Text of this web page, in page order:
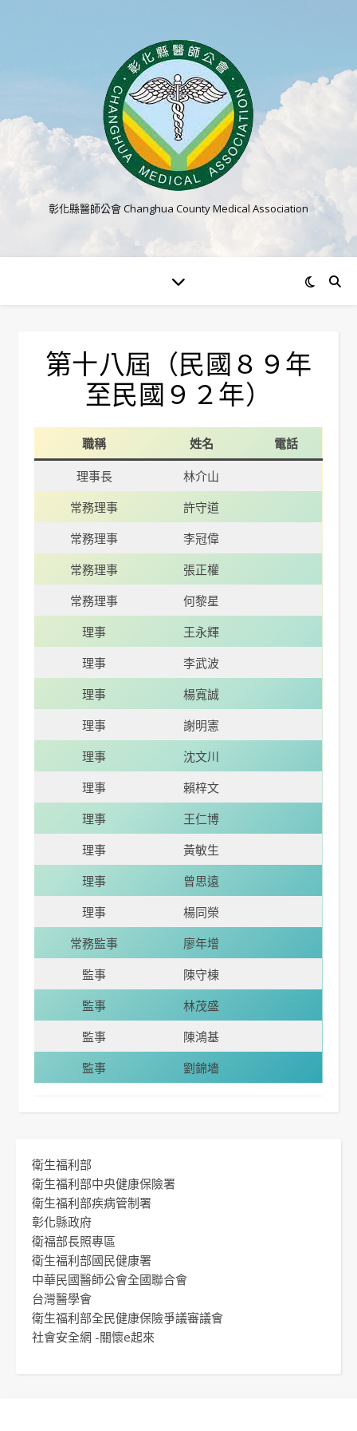
彰化縣醫師公會 Changhua County Medical Association
第十八屆（民國８９年
至民國９２年）
職稱 姓名 電話
理事長
林介山
常務理事
許守道
常務理事
李冠偉
常務理事
張正權
常務理事
何黎星
理事
王永輝
理事
李武波
理事
楊寬誠
理事
謝明憲
理事
沈文川
理事
賴梓文
理事
王仁博
理事
黃敏生
理事
曾思遠
理事
楊同榮
常務監事
廖年增
監事
陳守棟
監事
林茂盛
監事
陳鴻基
監事
劉錦墻
衛生福利部
衛生福利部中央健康保險署
衛生福利部疾病管制署
彰化縣政府
衛福部長照專區
衛生福利部國民健康署
中華民國醫師公會全國聯合會
台灣醫學會
衛生福利部全民健康保險爭議審議會
社會安全網 -關懷e起來